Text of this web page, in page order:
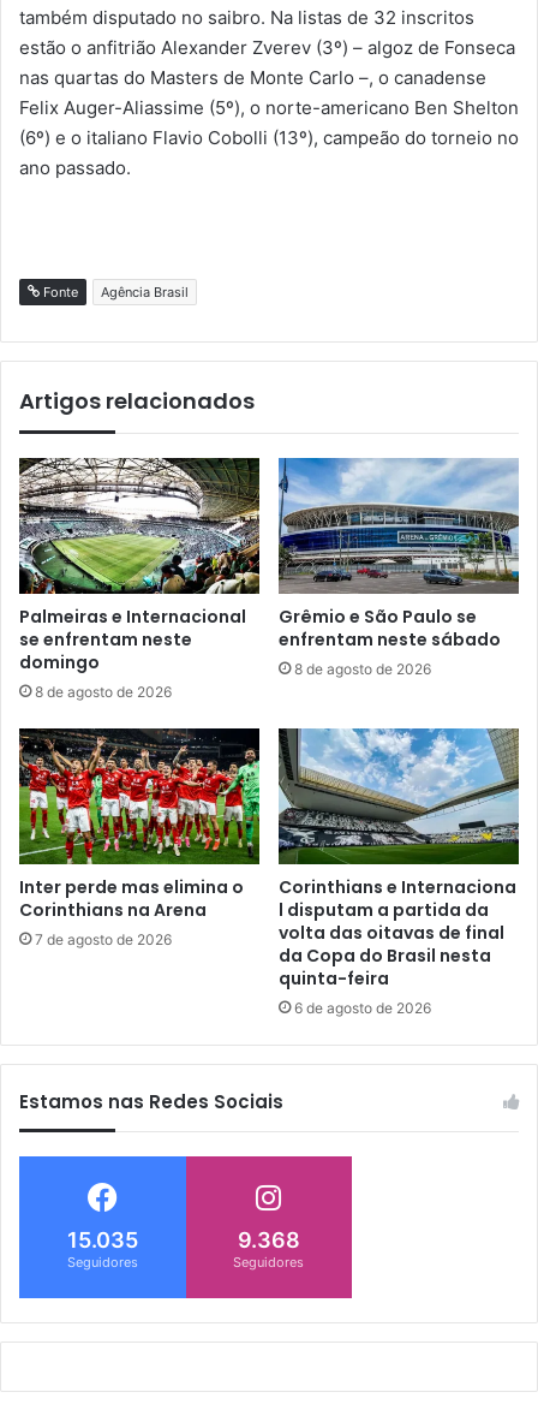
também disputado no saibro. Na listas de 32 inscritos
estão o anfitrião Alexander Zverev (3º) – algoz de Fonseca
nas quartas do Masters de Monte Carlo –, o canadense
Felix Auger-Aliassime (5º), o norte-americano Ben Shelton
(6º) e o italiano Flavio Cobolli (13º), campeão do torneio no
ano passado.
Fonte Agência Brasil
Artigos relacionados
Palmeiras e Internacional
se enfrentam neste
domingo
8 de agosto de 2026
Grêmio e São Paulo se
enfrentam neste sábado
8 de agosto de 2026
Inter perde mas elimina o
Corinthians na Arena
7 de agosto de 2026
Corinthians e Internaciona
l disputam a partida da
volta das oitavas de final
da Copa do Brasil nesta
quinta-feira
6 de agosto de 2026
Estamos nas Redes Sociais
15.035
Seguidores
9.368
Seguidores